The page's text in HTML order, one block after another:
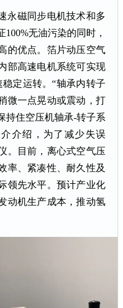
永磁同步电机技术和多
无油污染的同时，
的优点。箔片动压空气
部高速电机系统可实现
定运转。“轴承内转子
微一点晃动或震动，打
持住空压机轴承-转子系
介绍，为了减少失误
。目前，离心式空气压
率、紧凑性、耐久性及
领先水平。预计产业化
动机生产成本，推动氢